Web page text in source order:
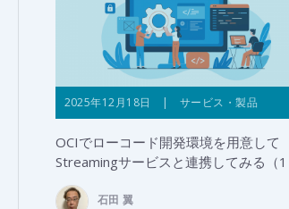
2025年12月18日 | サービス・製品
OCIでローコード開発環境を用意して
Streamingサービスと連携してみる（
石田 翼